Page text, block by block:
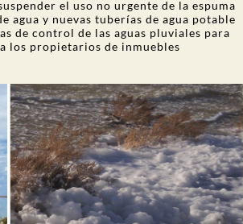
el uso no urgente de la espuma
agua y nuevas tuberías de agua potable
de control de las aguas pluviales para
los propietarios de inmuebles